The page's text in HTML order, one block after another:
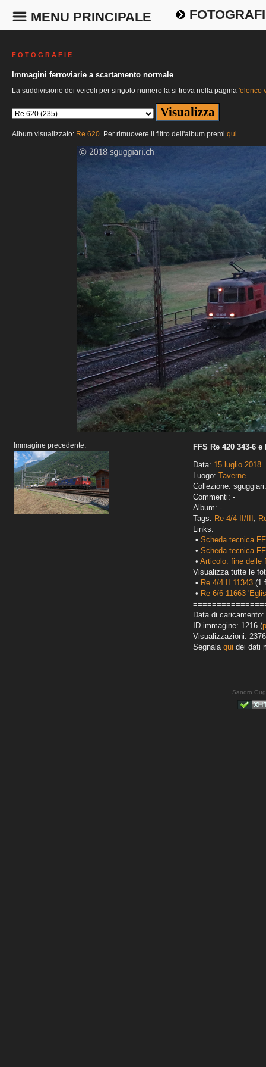
MENU PRINCIPALE
F O T O G R A F I E
Immagini ferroviarie a scartamento normale
La suddivisione dei veicoli per singolo numero la si trova nella pagina 'elenco
Album visualizzato: Re 620. Per rimuovere il filtro dell'album premi qui.
Immagine precedente:
FFS Re 420 343-6
Data: 15 luglio 2018
Luogo: Taverne
Collezione:
Commenti: -
Album: -
Tags: Re 4/4 II/III ,
Links:
• Scheda tecnica
• Scheda tecnica
• Articolo: fine delle
Visualizza tutte le
• Re 4/4 II 11343 (1
• Re 6/6 11663
Data di caricamento:
ID immagine: 1216 (
Visualizzazioni: 2376
Segnala qui dei dati
Sandro